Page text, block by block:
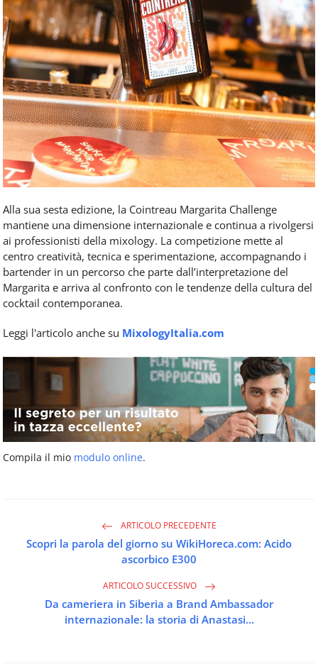
Alla sua sesta edizione, la Cointreau Margarita Challenge
mantiene una dimensione internazionale e continua a rivolgersi
ai professionisti della mixology. La competizione mette al
centro creatività, tecnica e sperimentazione, accompagnando i
bartender in un percorso che parte dall’interpretazione del
Margarita e arriva al confronto con le tendenze della cultura del
cocktail contemporanea.
Leggi l'articolo anche su MixologyItalia.com
Compila il mio modulo online.
ARTICOLO PRECEDENTE
Scopri la parola del giorno su WikiHoreca.com: Acido
ascorbico E300
ARTICOLO SUCCESSIVO
Da cameriera in Siberia a Brand Ambassador
internazionale: la storia di Anastasi...